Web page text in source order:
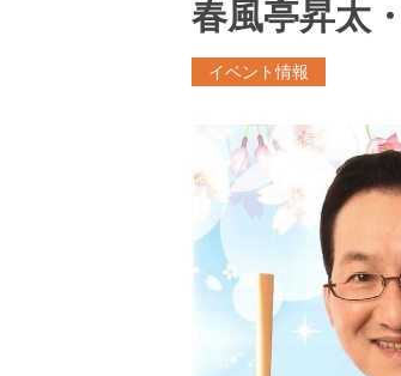
春風亭昇太
イベント情報